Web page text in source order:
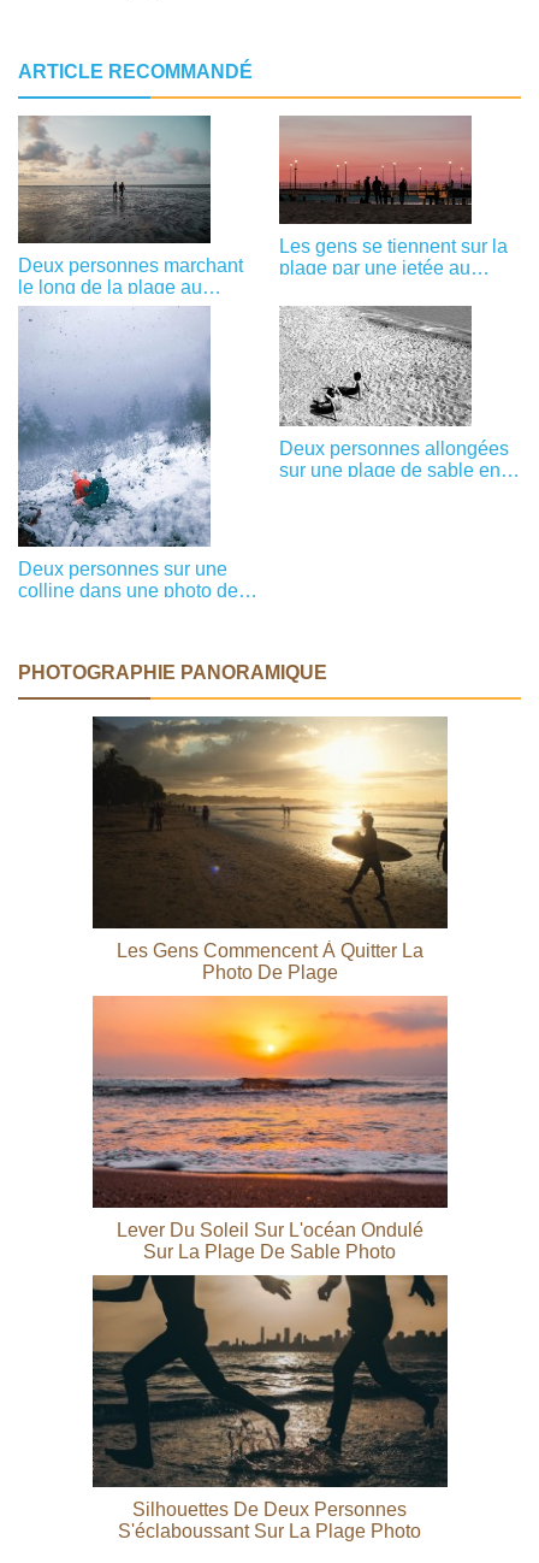
ARTICLE RECOMMANDÉ
Deux personnes marchant
le long de la plage au
coucher du soleil Photo
Les gens se tiennent sur la
plage par une jetée au
Deux personnes sur une
colline dans une photo de
Deux personnes allongées
sur une plage de sable en
PHOTOGRAPHIE PANORAMIQUE
Les Gens Commencent À Quitter La
Photo De Plage
Lever Du Soleil Sur L'océan Ondulé
Sur La Plage De Sable Photo
Silhouettes De Deux Personnes
S'éclaboussant Sur La Plage Photo